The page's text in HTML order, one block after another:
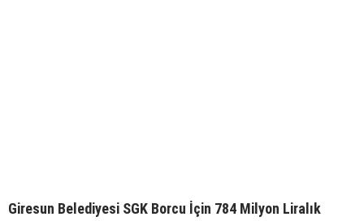
Giresun Belediyesi SGK Borcu İçin 784 Milyon Liralık